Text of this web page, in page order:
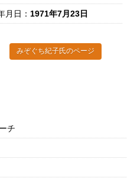
月日： 1971年7月23日
みぞぐち紀子氏のページ
チ